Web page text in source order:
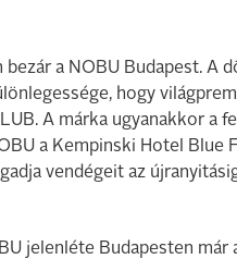
bezár a NOBU Budapest.
hogy
A márka ugyanakkor a
a Kempinski Hotel Blue
vendégeit az
jelenléte Budapesten